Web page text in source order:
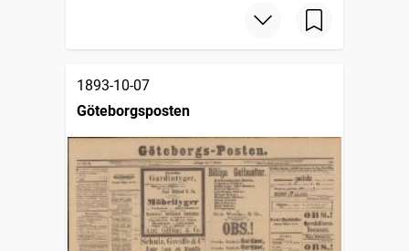
1893-10-07
Göteborgsposten